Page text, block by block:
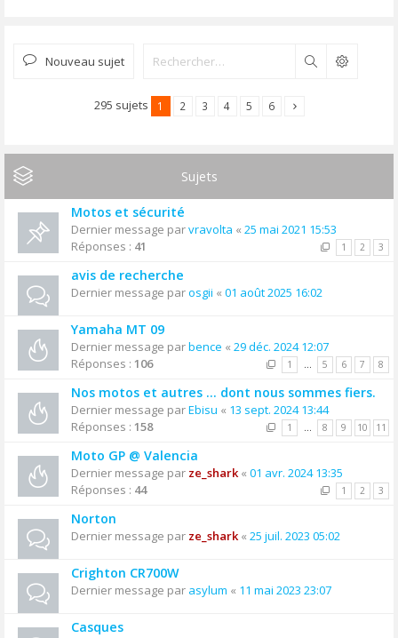
Nouveau sujet Rechercher
295 sujets 1 2 3 4 5 6
Sujets
Motos et sécurité
Dernier message parvravolta « 25 mai 2021 15:53
Réponses : 41 1 2 3
avis de recherche
Dernier message parosgii « 01 août 2025 16:02
Yamaha MT 09
Dernier message parbence « 29 déc. 2024 12:07
Réponses : 106 1 … 5 6 7 8
Nos motos et autres ... dont nous sommes fiers.
Dernier message parEbisu « 13 sept. 2024 13:44
Réponses : 158 1 … 8 9 10 11
Moto GP @ Valencia
Dernier message par ze_shark« 01 avr. 2024 13:35
Réponses : 44 1 2 3
Norton
Dernier message par ze_shark« 25 juil. 2023 05:02
Crighton CR700W
Dernier message par asylum « 11 mai 2023 23:07
Casques